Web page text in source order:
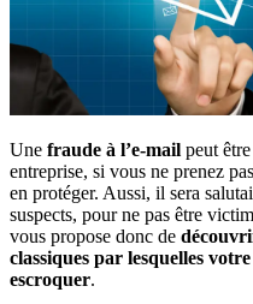
Une fraude à l’e-mail peut
entreprise, si vous ne prenez
en protéger. Aussi, il sera
suspects, pour ne pas être
vous propose donc de
classiques par lesquelles
escroquer.